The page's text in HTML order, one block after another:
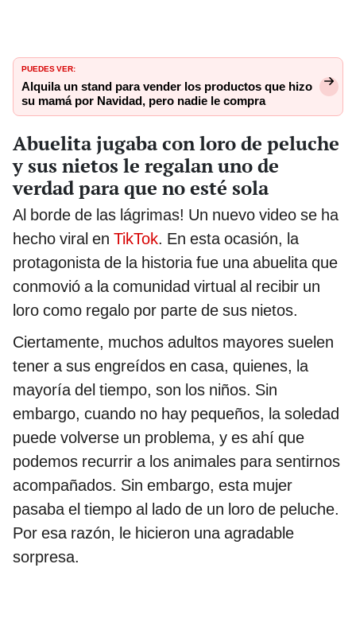
PUEDES VER:
Alquila un stand para vender los productos que hizo
su mamá por Navidad, pero nadie le compra
Abuelita jugaba con loro de peluche
y sus nietos le regalan uno de
verdad para que no esté sola
Al borde de las lágrimas! Un nuevo video se ha
hecho viral en TikTok. En esta ocasión, la
protagonista de la historia fue una abuelita que
conmovió a la comunidad virtual al recibir un
loro como regalo por parte de sus nietos.
Ciertamente, muchos adultos mayores suelen
tener a sus engreídos en casa, quienes, la
mayoría del tiempo, son los niños. Sin
embargo, cuando no hay pequeños, la soledad
puede volverse un problema, y es ahí que
podemos recurrir a los animales para sentirnos
acompañados. Sin embargo, esta mujer
pasaba el tiempo al lado de un loro de peluche.
Por esa razón, le hicieron una agradable
sorpresa.